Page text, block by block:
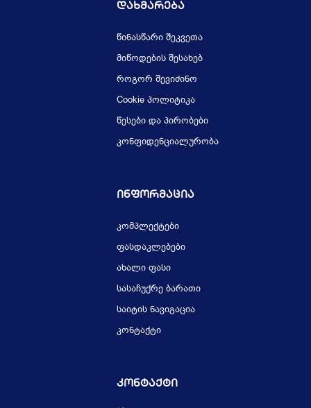
Დახმარება
წინასწარი შეკვეთა
მიწოდების შესახებ
როგორ შევიძინო
Cookie პოლიტიკა
წესები და პირობები
კონფიდენციალურობა
Ინფორმაცია
კომპლექტები
ფასდაკლებები
ახალი ფასი
სასაჩუქრე ბარათი
საიტის ნავიგაცია
კონტაქტი
Კონტაქტი